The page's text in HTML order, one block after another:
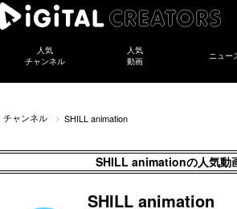
人気
チャンネル
人気
動画
ニュー
チャンネル SHILL animation
SHILL animationの人気動
SHILL animation